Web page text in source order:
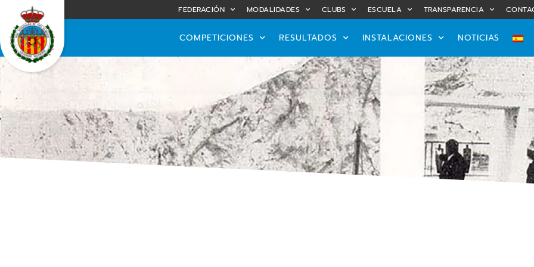
FEDERACIÓN MODALIDADES CLUBS ESCUELA TRANSPARENCIA
COMPETICIONES RESULTADOS INSTALACIONES NOTICIAS